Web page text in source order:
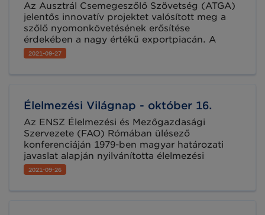
Az Ausztrál Csemegeszőlő Szövetség (ATGA)
jelentős innovatív projektet valósított meg a
szőlő nyomonkövetésének erősítése
érdekében a nagy értékű exportpiacán. A
2021. júniusában kezdődött kísérleti projekt a
2021/22-es évi csemegeszőlő betakarítási
fogyasztókig történő nyomon követés
fejlesztésével.
2021-09-27
Élelmezési Világnap - október 16.
Az ENSZ Élelmezési és Mezőgazdasági
Szervezete (FAO) Rómában ülésező
konferenciáján 1979-ben magyar határozati
javaslat alapján nyilvánította élelmezési
világnappá október 16-át. A világnap célja a
kormányok és a széles közvélemény
2021-09-26